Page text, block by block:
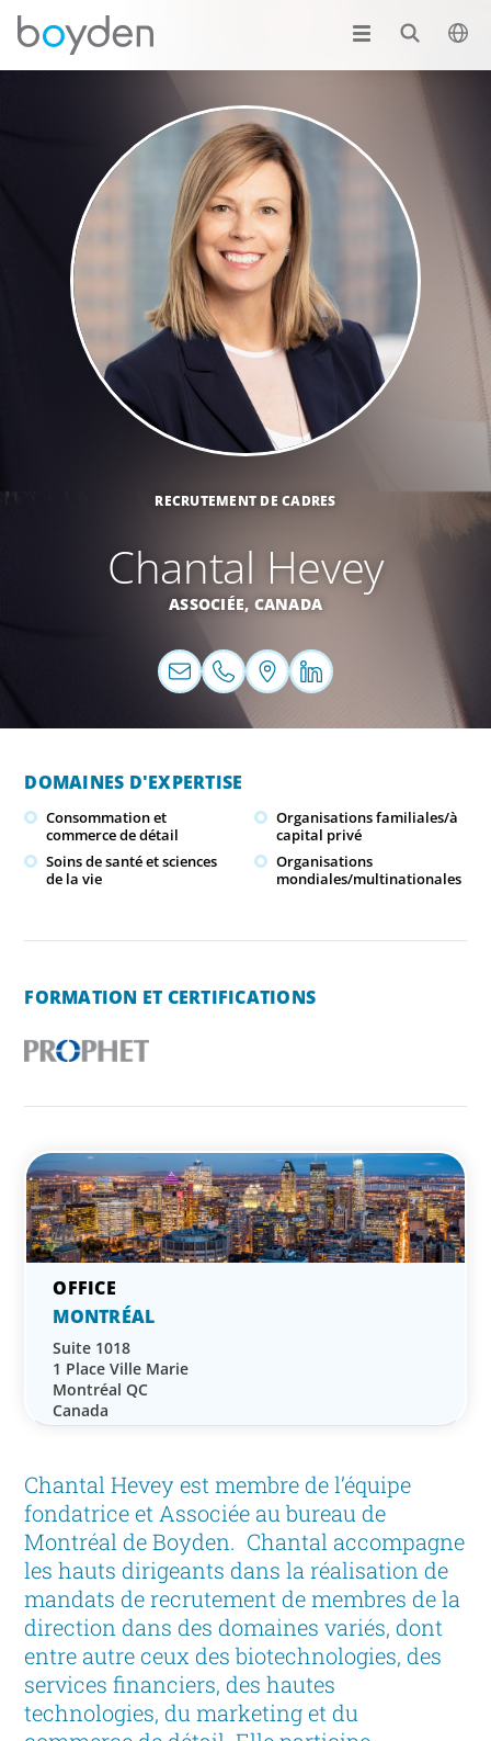
RECRUTEMENT DE CADRES
Chantal Hevey
ASSOCIÉE, CANADA
Chantal Hevey est membre de l’équipe
fondatrice et Associée au bureau de
Montréal de Boyden. Chantal accompagne
les hauts dirigeants dans la réalisation de
mandats de recrutement de membres de la
direction dans des domaines variés, dont
entre autre ceux des biotechnologies, des
services financiers, des hautes
technologies, du marketing et du
DOMAINES D'EXPERTISE
Consommation et
commerce de détail
Soins de santé et sciences
de la vie
Organisations familiales/à
capital privé
Organisations
mondiales/multinationales
FORMATION ET CERTIFICATIONS
MONTRÉAL
Suite 1018
1 Place Ville Marie
Montréal QC
Canada